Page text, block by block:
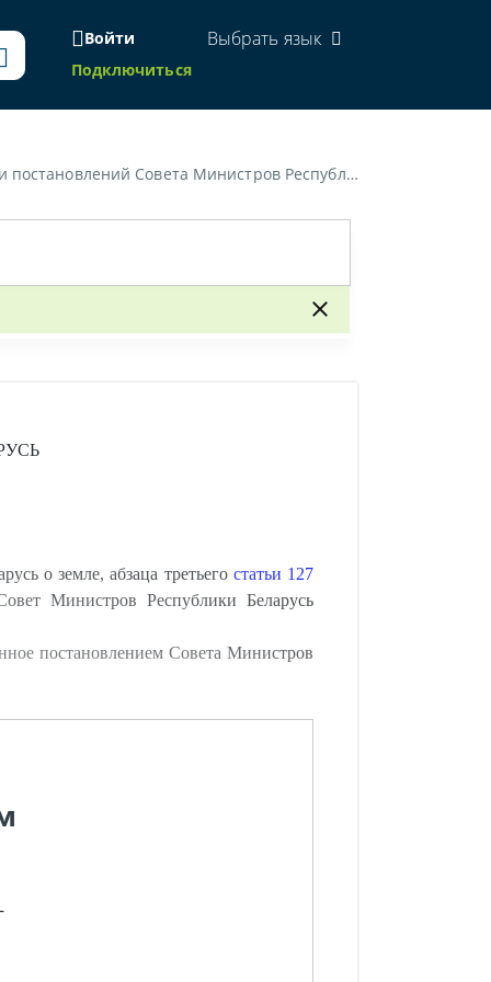
Войти
Подключиться
Выбрать язык
Совета Министров Республики Беларусь»
о земле, абзаца третьего статьи 127
Министров Республики Беларусь
постановлением Совета Министров